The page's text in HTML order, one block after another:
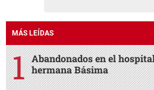
MÁS LEÍDAS
Abandonados en el
hermana Básima